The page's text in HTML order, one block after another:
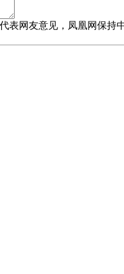
表网友意见，凤凰网保持